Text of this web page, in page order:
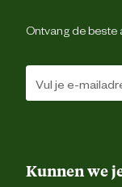
Ontvang de beste
Kunnen we